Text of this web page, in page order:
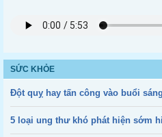
SỨC KHỎE
Đột quỵ hay tấn công vào buổi
5 loại ung thư khó phát hiện sớm